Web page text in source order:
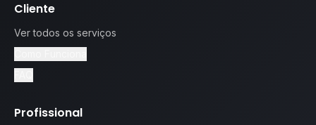
Cliente
Ver todos os serviços
Profissional